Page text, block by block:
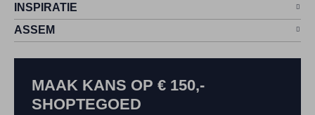
INSPIRATIE
ASSEM
MAAK KANS OP € 150,-
SHOPTEGOED